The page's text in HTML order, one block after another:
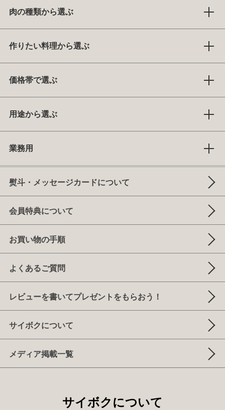
肉の種類から選ぶ
作りたい料理から選ぶ
価格帯で選ぶ
用途から選ぶ
業務用
熨斗・メッセージカードについて
会員特典について
お買い物の手順
よくあるご質問
レビューを書いてプレゼントをもらおう！
サイボクについて
メディア掲載一覧
サイボクについて